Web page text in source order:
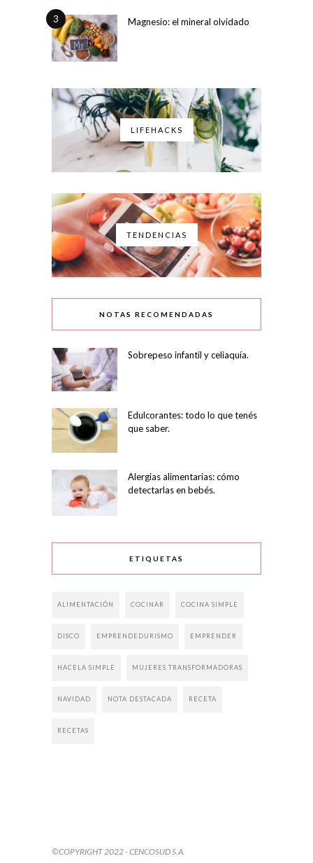
3 Magnesio: el mineral olvidado
LIFEHACKS
TENDENCIAS
NOTAS RECOMENDADAS
Sobrepeso infantil y celiaquía.
Edulcorantes: todo lo que tenés
que saber.
Alergias alimentarias: cómo
detectarlas en bebés.
ETIQUETAS
ALIMENTACIÓN COCINAR COCINA SIMPLE
DISCO EMPRENDEDURISMO EMPRENDER
HACELA SIMPLE MUJERES TRANSFORMADORAS
NAVIDAD NOTA DESTACADA RECETA
RECETAS
©COPYRIGHT 2022 - CENCOSUD S.A.